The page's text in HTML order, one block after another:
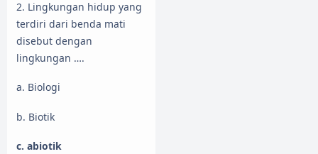
2. Lingkungan hidup yang
terdiri dari benda mati
disebut dengan
lingkungan ….
a. Biologi
b. Biotik
c. abiotik